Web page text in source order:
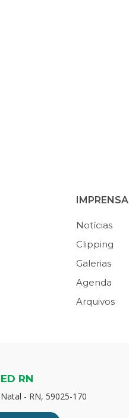
IMPRENSA
Notícias
Clipping
Galerias
Agenda
Arquivos
RN
- RN, 59025-170